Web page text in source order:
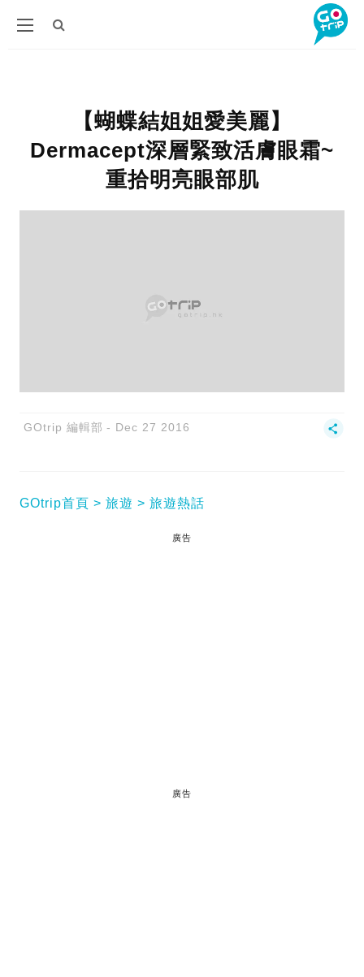
【蝴蝶結姐姐愛美麗】
Dermacept深層緊致活膚眼霜~
重拾明亮眼部肌
GOtrip 編輯部 Dec 27 2016
GOtrip首頁 旅遊 旅遊熱話
廣告
廣告